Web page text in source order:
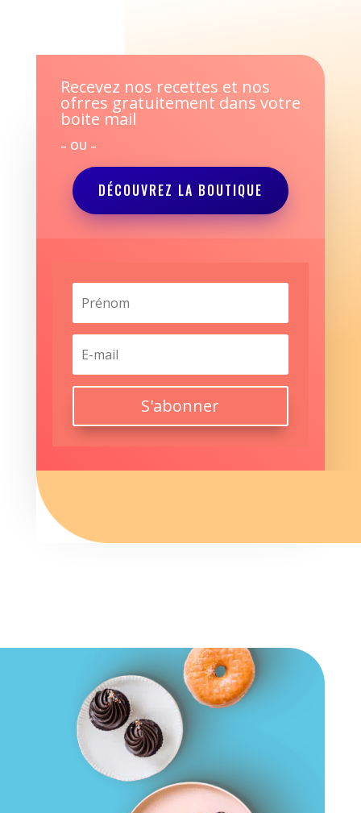
Recevez nos recettes et nos
ofrres gratuitement dans votre
boite mail
– OU –
DÉCOUVREZ LA BOUTIQUE
S'abonner